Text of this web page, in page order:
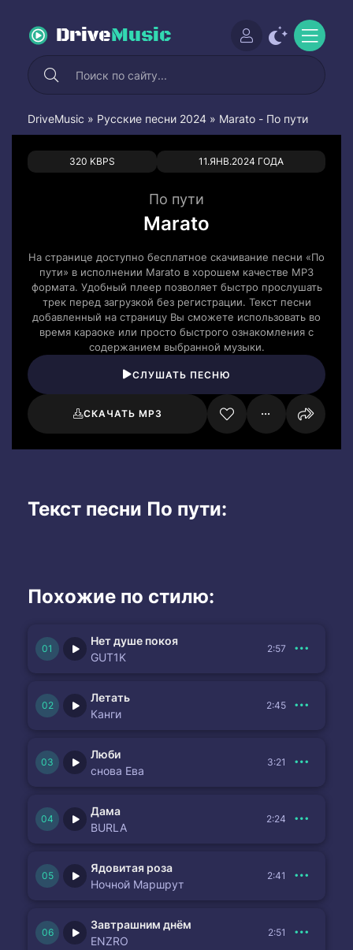
DriveMusic
DriveMusic » Русские песни 2024 » Marato - По пути
320 KBPS 11.ЯНВ.2024 ГОДА
0 0
По пути
Marato
На странице доступно бесплатное скачивание песни «По
пути» в исполнении Marato в хорошем качестве MP3
формата. Удобный плеер позволяет быстро прослушать
трек перед загрузкой без регистрации. Текст песни
добавленный на страницу Вы сможете использовать во
время караоке или просто быстрого ознакомления с
содержанием выбранной музыки.
СЛУШАТЬ ПЕСНЮ
СКАЧАТЬ MP3
Текст песни По пути:
Похожие по стилю:
Нет душе покоя
GUT1K
2:57
Летать
Канги
2:45
Люби
снова Ева
3:21
Дама
BURLA
2:24
Ядовитая роза
Ночной Маршрут
2:41
Завтрашним днём
ENZRO
2:51